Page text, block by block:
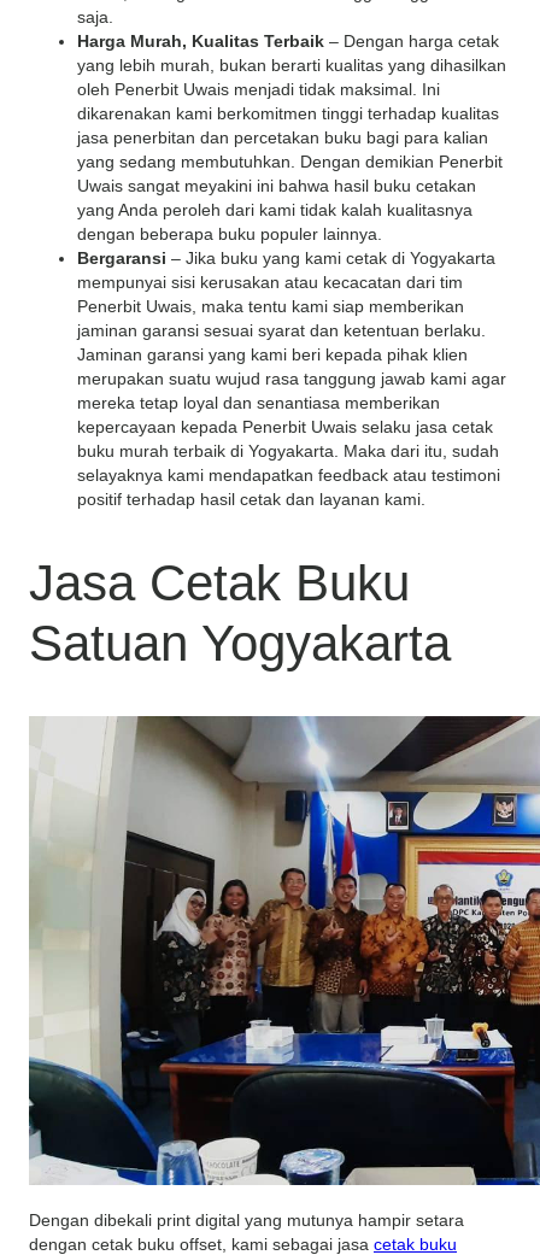
saja.
Harga Murah, Kualitas Terbaik – Dengan harga cetak
yang lebih murah, bukan berarti kualitas yang dihasilkan
oleh Penerbit Uwais menjadi tidak maksimal. Ini
dikarenakan kami berkomitmen tinggi terhadap kualitas
jasa penerbitan dan percetakan buku bagi para kalian
yang sedang membutuhkan. Dengan demikian Penerbit
Uwais sangat meyakini ini bahwa hasil buku cetakan
yang Anda peroleh dari kami tidak kalah kualitasnya
dengan beberapa buku populer lainnya.
Bergaransi – Jika buku yang kami cetak di Yogyakarta
mempunyai sisi kerusakan atau kecacatan dari tim
Penerbit Uwais, maka tentu kami siap memberikan
jaminan garansi sesuai syarat dan ketentuan berlaku.
Jaminan garansi yang kami beri kepada pihak klien
merupakan suatu wujud rasa tanggung jawab kami agar
mereka tetap loyal dan senantiasa memberikan
kepercayaan kepada Penerbit Uwais selaku jasa cetak
buku murah terbaik di Yogyakarta. Maka dari itu, sudah
selayaknya kami mendapatkan feedback atau testimoni
positif terhadap hasil cetak dan layanan kami.
Jasa Cetak Buku
Satuan Yogyakarta
Dengan dibekali print digital yang mutunya hampir setara
dengan cetak buku offset, kami sebagai jasa cetak buku